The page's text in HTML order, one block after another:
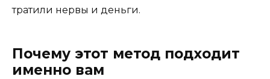
тратили нервы и деньги.
Почему этот метод подходит
именно вам